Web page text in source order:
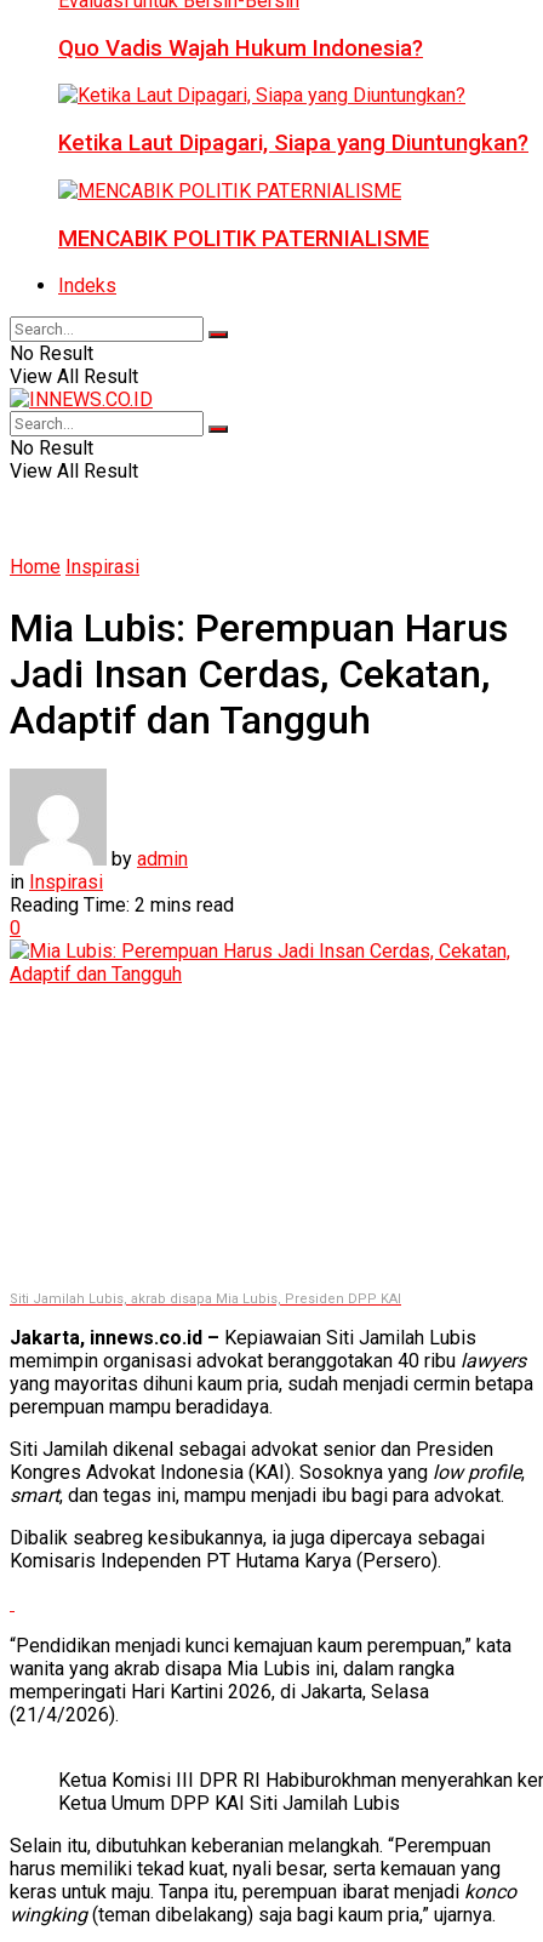
Quo Vadis Wajah Hukum Indonesia?
Ketika Laut Dipagari, Siapa yang Diuntungkan?
MENCABIK POLITIK PATERNIALISME
Indeks
No Result
View All Result
No Result
View All Result
Home Inspirasi
Mia Lubis: Perempuan Harus
Jadi Insan Cerdas, Cekatan,
Adaptif dan Tangguh
by admin
in Inspirasi
Reading Time: 2 mins read
0
Siti Jamilah Lubis, akrab disapa Mia Lubis, Presiden DPP KAI
Jakarta, innews.co.id – Kepiawaian Siti Jamilah Lubis
memimpin organisasi advokat beranggotakan 40 ribu lawyers
yang mayoritas dihuni kaum pria, sudah menjadi cermin betapa
perempuan mampu beradidaya.
Siti Jamilah dikenal sebagai advokat senior dan Presiden
Kongres Advokat Indonesia (KAI). Sosoknya yang low profile,
smart, dan tegas ini, mampu menjadi ibu bagi para advokat.
Dibalik seabreg kesibukannya, ia juga dipercaya sebagai
Komisaris Independen PT Hutama Karya (Persero).
“Pendidikan menjadi kunci kemajuan kaum perempuan,” kata
wanita yang akrab disapa Mia Lubis ini, dalam rangka
memperingati Hari Kartini 2026, di Jakarta, Selasa
(21/4/2026).
Ketua Komisi III DPR RI Habiburokhman menyerahkan
Ketua Umum DPP KAI Siti Jamilah Lubis
Selain itu, dibutuhkan keberanian melangkah. “Perempuan
harus memiliki tekad kuat, nyali besar, serta kemauan yang
keras untuk maju. Tanpa itu, perempuan ibarat menjadi konco
wingking(teman dibelakang) saja bagi kaum pria,” ujarnya.